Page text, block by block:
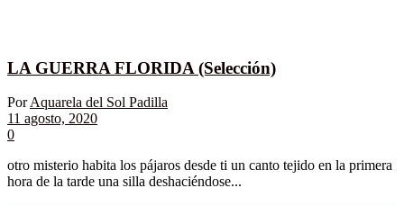
LA GUERRA FLORIDA (Selección)
PorAquarela del Sol Padilla
11 agosto, 2020
0
otro misterio habita los pájaros desde ti un canto tejido en la primera
hora de la tarde una silla deshaciéndose...